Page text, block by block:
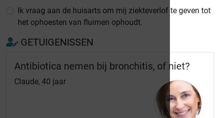
Ik vraag aan de huisarts om mij ziekteverlof te geven tot
het ophoesten van fluimen ophoudt.
GETUIGENISSEN
Antibiotica nemen bij bronchitis, of niet?
Claude, 40 jaar